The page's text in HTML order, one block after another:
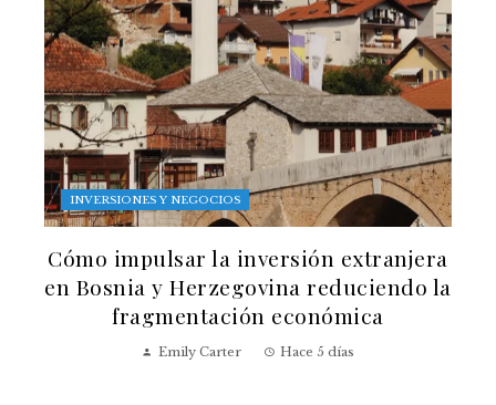
INVERSIONES Y NEGOCIOS
Cómo impulsar la inversión extranjera
en Bosnia y Herzegovina reduciendo la
fragmentación económica
Emily Carter Hace 5 días